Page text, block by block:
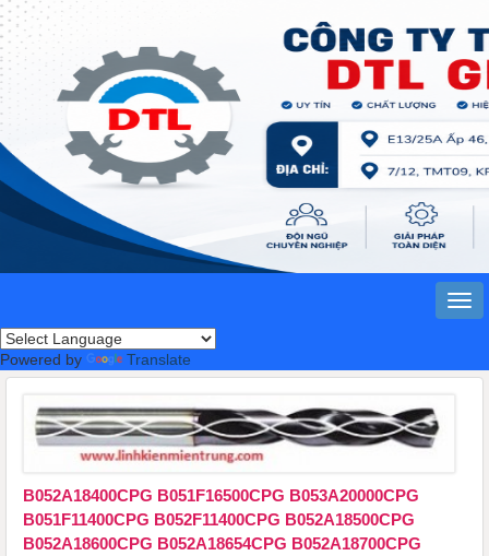
Powered by Translate
B052A18400CPG B051F16500CPG ​​​​​​​B053A20000CPG
B051F11400CPG B052F11400CPG B052A18500CPG
B052A18600CPG B052A18654CPG B052A18700CPG